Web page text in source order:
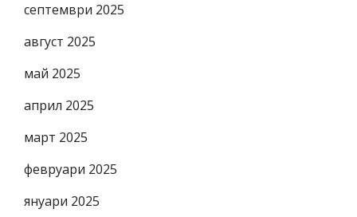
септември 2025
август 2025
май 2025
април 2025
март 2025
февруари 2025
януари 2025